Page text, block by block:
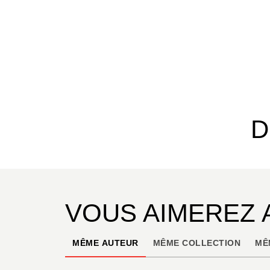
VOUS AIMEREZ
MÊME AUTEUR MÊME COLLECTION